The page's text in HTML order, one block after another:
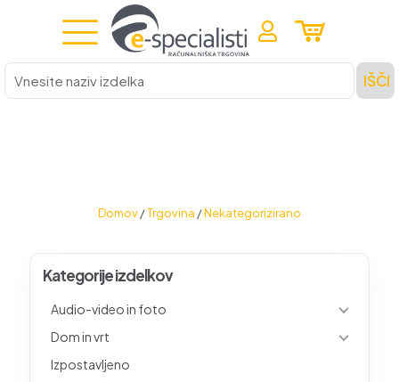
Vnesite
naziv
izdelka
IŠČI
Domov/Trgovina /Nekategorizirano
Kategorije izdelkov
Audio-video in foto
Dom in vrt
Izpostavljeno